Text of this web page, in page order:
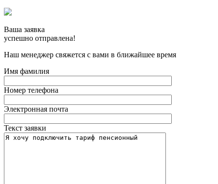
Ваша заявка
успешно отправлена!
Наш менеджер свяжется с вами в ближайшее время
Имя фамилия
Номер телефона
Электронная почта
Текст заявки